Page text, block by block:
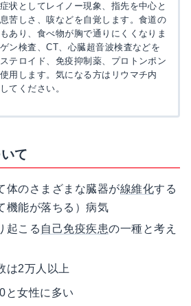
状としてレイノー現象、指先を中心と
苦しさ、咳などを自覚します。食道の
あり、食べ物が胸で通りにくくなりま
ン検査、CT、心臓超音波検査などを
テロイド、免疫抑制薬、プロトンポン
用します。気になる方はリウマチ内
てください。
て
体のさまざまな臓器が線維化する
機能が落ちる）病気
起こる 自己免疫疾患の一種と考え
は2万人以上
と女性に多い